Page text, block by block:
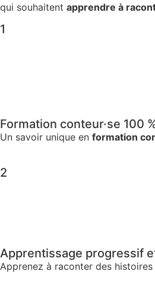
qui souhaitent apprendre à
1
Formation conteur·se 100
Un savoir unique en formation
2
Apprentissage progressif
Apprenez à raconter des